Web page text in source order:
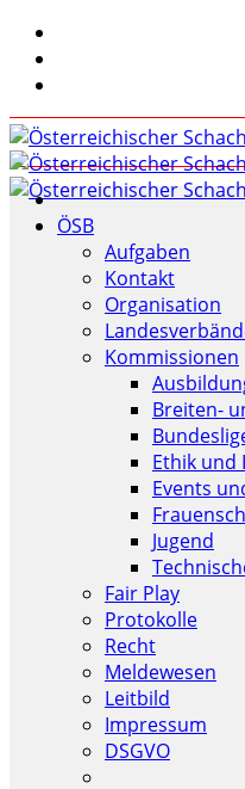
ÖSB
Aufgaben
Kontakt
Organisation
Kommissionen
Breiten-
Ethik und
Events
Jugend
Fair Play
Protokolle
Recht
Meldewesen
Leitbild
Impressum
DSGVO